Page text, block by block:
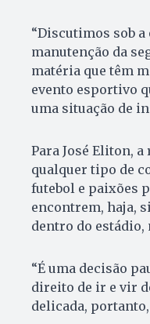
“Discutimos sob
manutenção da
matéria que têm
evento esportivo
uma situação de
Para José Eliton,
qualquer tipo de
futebol e paixões
encontrem, haja,
dentro do estádio,
“É uma decisão
direito de ir e vir
delicada,